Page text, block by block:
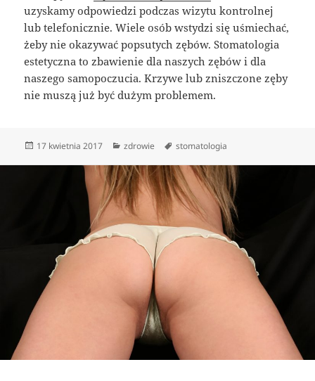
uzyskamy odpowiedzi podczas wizytu kontrolnej
lub telefonicznie. Wiele osób wstydzi się uśmiechać,
żeby nie okazywać popsutych zębów. Stomatologia
estetyczna to zbawienie dla naszych zębów i dla
naszego samopoczucia. Krzywe lub zniszczone zęby
nie muszą już być dużym problemem.
Data
17 kwietnia 2017 Kategorie
zdrowie Tagi
stomatologia